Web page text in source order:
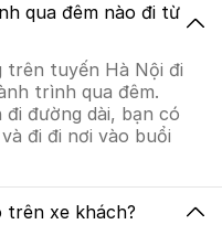
qua đêm nào đi từ
trên tuyến Hà Nội đi
trình qua đêm.
đường dài, bạn có
đi đi nơi vào buổi
xe khách?